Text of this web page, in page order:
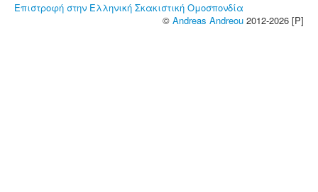
Επιστροφή στην Ελληνική Σκακιστική Ομοσπονδία
© Andreas Andreou 2012-2026 [P]